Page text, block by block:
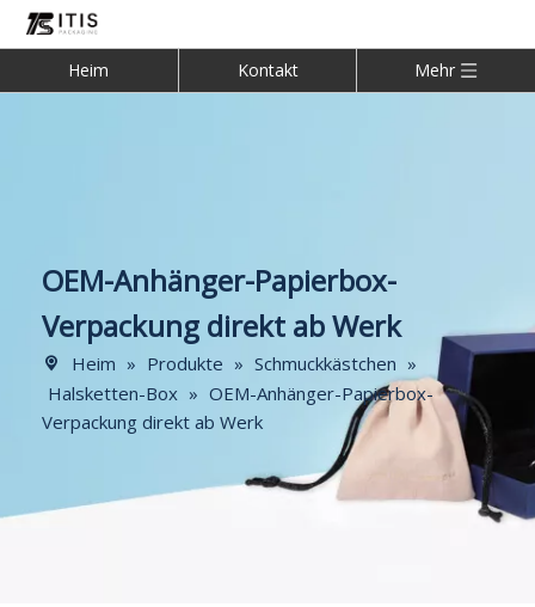
Heim Kontakt Mehr
OEM-Anhänger-Papierbox-
Verpackung direkt ab Werk
Heim » Produkte » Schmuckkästchen »
Halsketten-Box » OEM-Anhänger-Papierbox-
Verpackung direkt ab Werk